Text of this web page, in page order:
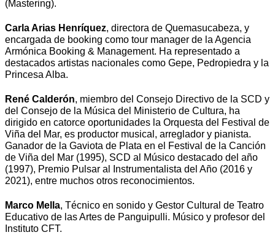
(Mastering).
Carla Arias Henríquez, directora de Quemasucabeza, y
encargada de booking como tour manager de la Agencia
Armónica Booking & Management. Ha representado a
destacados artistas nacionales como Gepe, Pedropiedra y la
Princesa Alba.
René Calderón, miembro del Consejo Directivo de la SCD y
del Consejo de la Música del Ministerio de Cultura, ha
dirigido en catorce oportunidades la Orquesta del Festival de
Viña del Mar, es productor musical, arreglador y pianista.
Ganador de la Gaviota de Plata en el Festival de la Canción
de Viña del Mar (1995), SCD al Músico destacado del año
(1997), Premio Pulsar al Instrumentalista del Año (2016 y
2021), entre muchos otros reconocimientos.
Marco Mella, Técnico en sonido y Gestor Cultural de Teatro
Educativo de las Artes de Panguipulli. Músico y profesor del
Instituto CFT.